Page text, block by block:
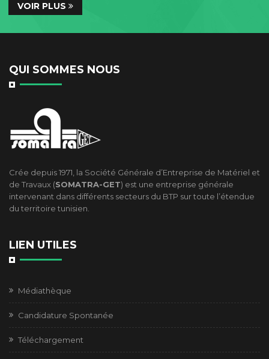
VOIR PLUS
QUI SOMMES NOUS
Crée depuis 1971, la Société Générale d’Entreprise de Matériel et
de Travaux (SOMATRA-GET) est une entreprise générale
intervenant dans différents secteurs du BTP sur toute l’étendue
du territoire tunisien.
LIEN UTILES
Médiathèque
Candidature Spontanée
Téléchargement